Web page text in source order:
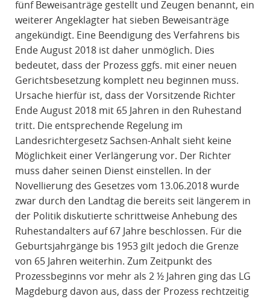
fünf Beweisanträge gestellt und Zeugen benannt, ein
weiterer Angeklagter hat sieben Beweisanträge
angekündigt. Eine Beendigung des Verfahrens bis
Ende August 2018 ist daher unmöglich. Dies
bedeutet, dass der Prozess ggfs. mit einer neuen
Gerichtsbesetzung komplett neu beginnen muss.
Ursache hierfür ist, dass der Vorsitzende Richter
Ende August 2018 mit 65 Jahren in den Ruhestand
tritt. Die entsprechende Regelung im
Landesrichtergesetz Sachsen-Anhalt sieht keine
Möglichkeit einer Verlängerung vor. Der Richter
muss daher seinen Dienst einstellen. In der
Novellierung des Gesetzes vom 13.06.2018 wurde
zwar durch den Landtag die bereits seit längerem in
der Politik diskutierte schrittweise Anhebung des
Ruhestandalters auf 67 Jahre beschlossen. Für die
Geburtsjahrgänge bis 1953 gilt jedoch die Grenze
von 65 Jahren weiterhin. Zum Zeitpunkt des
Prozessbeginns vor mehr als 2 ½ Jahren ging das LG
Magdeburg davon aus, dass der Prozess rechtzeitig